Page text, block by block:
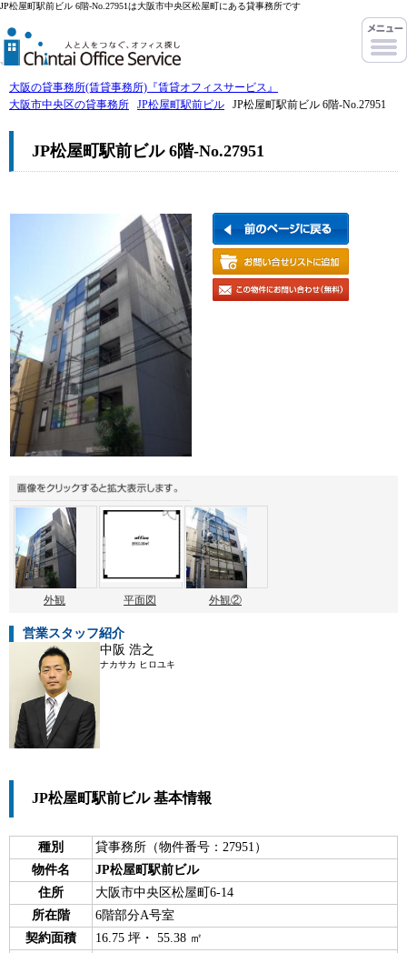
JP松屋町駅前ビル 6階-No.27951は大阪市中央区松屋町にある貸事務所です
大阪の貸事務所(賃貸事務所)『賃貸オフィスサービス』
大阪市中央区の貸事務所
JP松屋町駅前ビル JP松屋町駅前ビル 6階-No.27951
JP松屋町駅前ビル 6階-No.27951
外観 平面図 外観②
営業スタッフ紹介
中阪 浩之
ナカサカ ヒロユキ
JP松屋町駅前ビル 基本情報
種別
貸事務所（物件番号：27951）
物件名
JP松屋町駅前ビル
住所
大阪市中央区松屋町6-14
所在階
6階部分A号室
契約面積
16.75 坪・ 55.38 ㎡